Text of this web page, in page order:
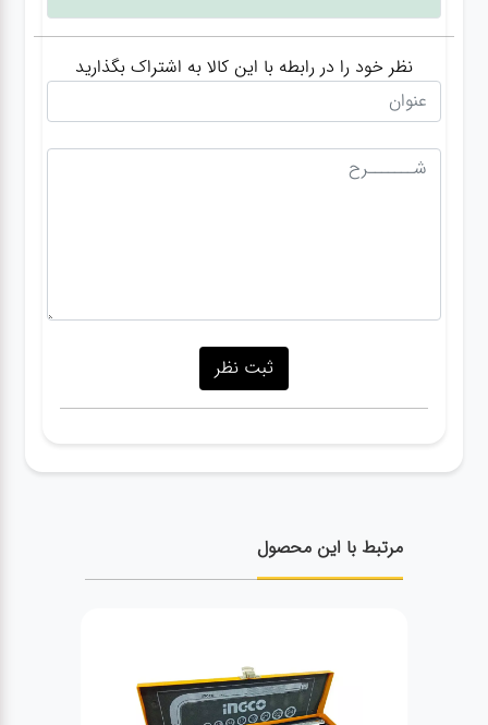
نظر خود را در رابطه با این کالا به اشتراک بگذارید
مرتبط با این محصول